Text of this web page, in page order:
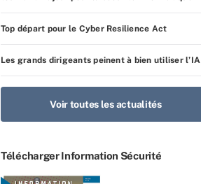
Top départ pour le Cyber Resilience Act
Les grands dirigeants peinent à bien utiliser l’IA
Voir toutes les actualités
Télécharger Information Sécurité